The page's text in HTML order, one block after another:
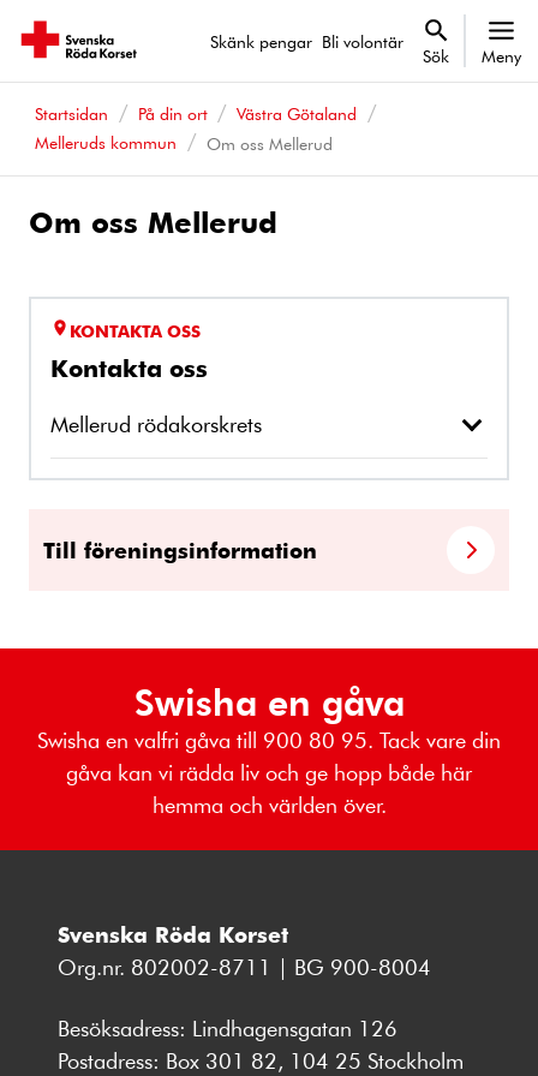
Skänk pengar Bli volontär
Sök Meny
Startsidan På din ort
Västra Götaland
Melleruds kommun
Om oss Mellerud
Om oss Mellerud
KONTAKTA OSS
Kontakta oss
Mellerud rödakorskrets
Till föreningsinformation
Swisha en gåva
Swisha en valfri gåva till 900 80 95. Tack vare din
gåva kan vi rädda liv och ge hopp både här
hemma och världen över.
Svenska Röda Korset
Org.nr. 802002-8711 | BG 900-8004
Besöksadress: Lindhagensgatan 126
Postadress: Box 301 82, 104 25 Stockholm